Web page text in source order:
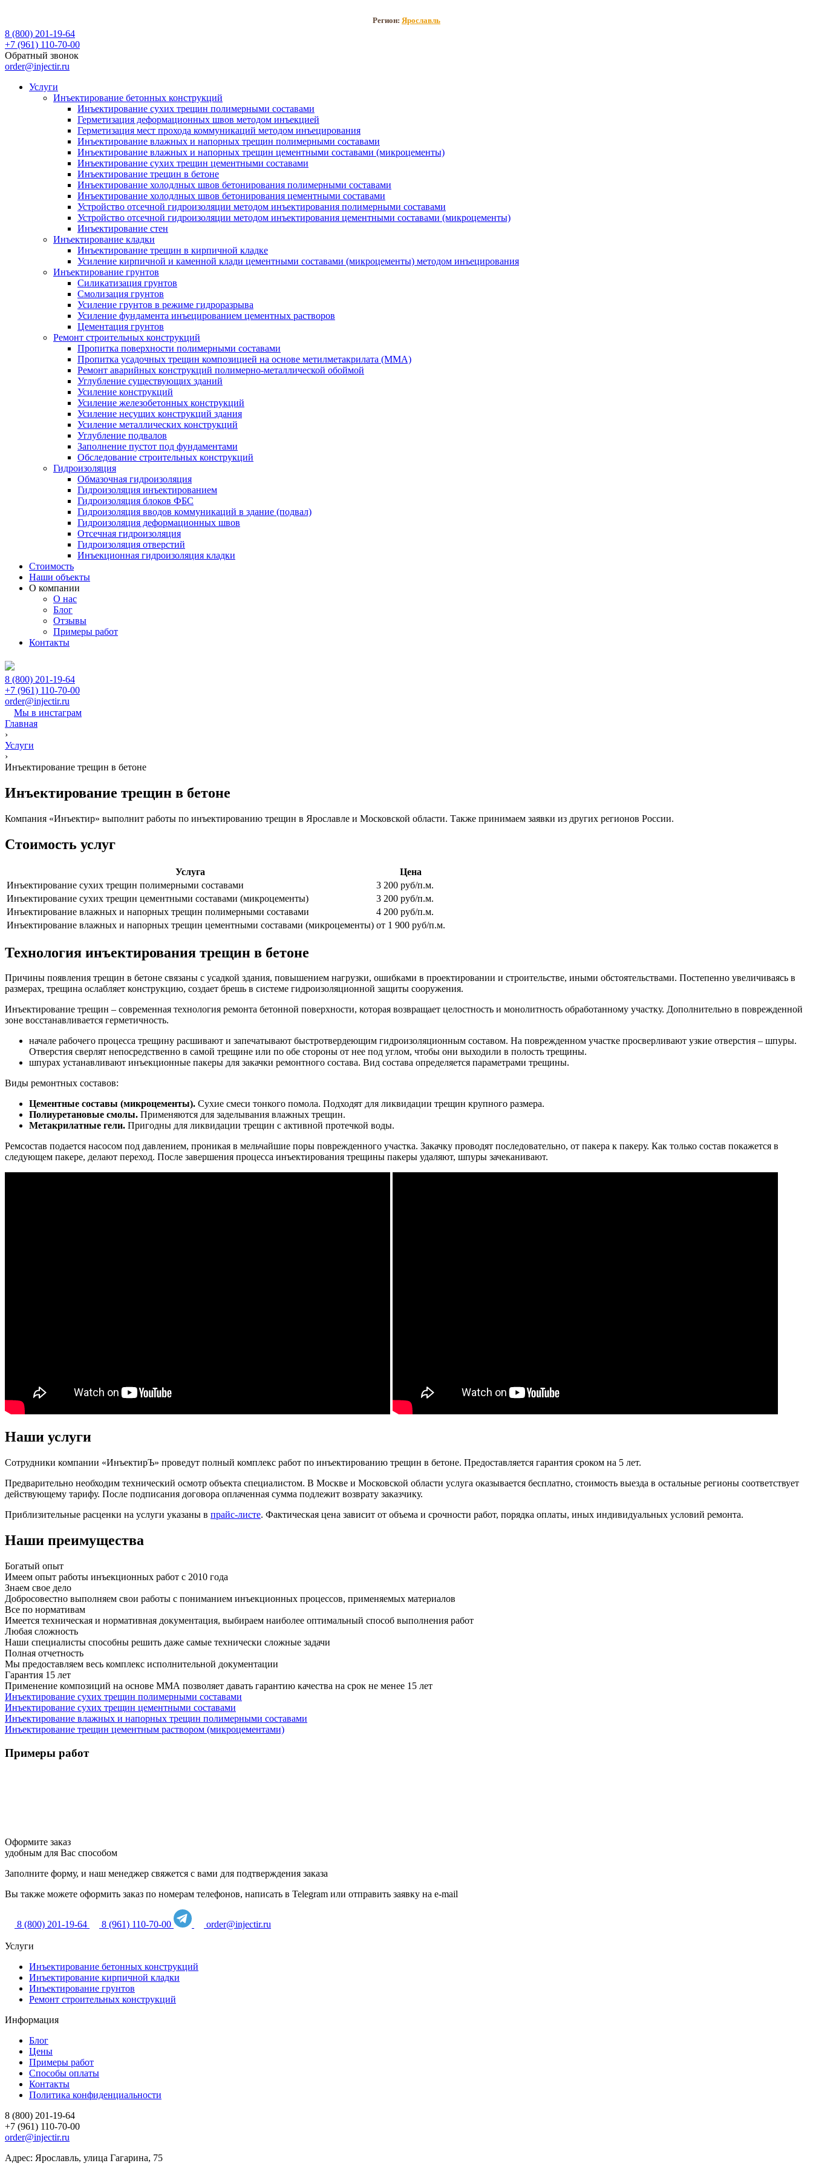
Регион: Ярославль
8 (800) 201-19-64
+7 (961) 110-70-00
Обратный звонок
order@injectir.ru
Услуги
Инъектирование бетонных конструкций
Инъектирование сухих трещин полимерными составами
Герметизация деформационных швов методом инъекцией
Герметизация мест прохода коммуникаций методом инъецирования
Инъектирование влажных и напорных трещин полимерными составами
Инъектирование влажных и напорных трещин цементными составами (микроцементы)
Инъектирование сухих трещин цементными составами
Инъектирование трещин в бетоне
Инъектирование холодлных швов бетонирования полимерными составами
Инъектирование холодлных швов бетонирования цементными составами
Устройство отсечной гидроизоляции методом инъектирования полимерными составами
Устройство отсечной гидроизоляции методом инъектирования цементными составами (микроцементы)
Инъектирование стен
Инъектирование кладки
Инъектирование трещин в кирпичной кладке
Усиление кирпичной и каменной клади цементными составами (микроцементы) методом инъецирования
Инъектирование грунтов
Силикатизация грунтов
Смолизация грунтов
Усиление грунтов в режиме гидроразрыва
Усиление фундамента инъецированием цементных растворов
Цементация грунтов
Ремонт строительных конструкций
Пропитка поверхности полимерными составами
Пропитка усадочных трещин композицией на основе метилметакрилата (ММА)
Ремонт аварийных конструкций полимерно-металлической обоймой
Углубление существующих зданий
Усиление конструкций
Усиление железобетонных конструкций
Усиление несущих конструкций здания
Усиление металлических конструкций
Углубление подвалов
Заполнение пустот под фундаментами
Обследование строительных конструкций
Гидроизоляция
Обмазочная гидроизоляция
Гидроизоляция инъектированием
Гидроизоляция блоков ФБС
Гидроизоляция вводов коммуникаций в здание (подвал)
Гидроизоляция деформационных швов
Отсечная гидроизоляция
Гидроизоляция отверстий
Инъекционная гидроизоляция кладки
Стоимость
Наши объекты
О компании
О нас
Блог
Отзывы
Примеры работ
Контакты
8 (800) 201-19-64
+7 (961) 110-70-00
order@injectir.ru
Мы в инстаграм
Главная
›
Услуги
›
Инъектирование трещин в бетоне
Инъектирование трещин в бетоне
Компания «Инъектир» выполнит работы по инъектированию трещин в Ярославле и Московской области. Также принимаем заявки из других регионов России.
Стоимость услуг
Услуга
Цена
Инъектирование сухих трещин полимерными составами
3 200 руб/п.м.
Инъектирование сухих трещин цементными составами (микроцементы)
3 200 руб/п.м.
Инъектирование влажных и напорных трещин полимерными составами
4 200 руб/п.м.
Инъектирование влажных и напорных трещин цементными составами (микроцементы) от 1 900 руб/п.м.
Технология инъектирования трещин в бетоне
Причины появления трещин в бетоне связаны с усадкой здания, повышением нагрузки, ошибками в проектировании и строительстве, иными обстоятельствами. Постепенно увеличиваясь в
размерах, трещина ослабляет конструкцию, создает брешь в системе гидроизоляционной защиты сооружения.
Инъектирование трещин – современная технология ремонта бетонной поверхности, которая возвращает целостность и монолитность обработанному участку. Дополнительно в поврежденной
зоне восстанавливается герметичность.
начале рабочего процесса трещину расшивают и запечатывают быстротвердеющим гидроизоляционным составом. На поврежденном участке просверливают узкие отверстия – шпуры.
Отверстия сверлят непосредственно в самой трещине или по обе стороны от нее под углом, чтобы они выходили в полость трещины.
шпурах устанавливают инъекционные пакеры для закачки ремонтного состава. Вид состава определяется параметрами трещины.
Виды ремонтных составов:
Цементные составы (микроцементы). Сухие смеси тонкого помола. Подходят для ликвидации трещин крупного размера.
Полиуретановые смолы. Применяются для заделывания влажных трещин.
Метакрилатные гели. Пригодны для ликвидации трещин с активной протечкой воды.
Ремсостав подается насосом под давлением, проникая в мельчайшие поры поврежденного участка. Закачку проводят последовательно, от пакера к пакеру. Как только состав покажется в
следующем пакере, делают переход. После завершения процесса инъектирования трещины пакеры удаляют, шпуры зачеканивают.
Наши услуги
Сотрудники компании «ИнъектирЪ» проведут полный комплекс работ по инъектированию трещин в бетоне. Предоставляется гарантия сроком на 5 лет.
Предварительно необходим технический осмотр объекта специалистом. В Москве и Московской области услуга оказывается бесплатно, стоимость выезда в остальные регионы соответствует
действующему тарифу. После подписания договора оплаченная сумма подлежит возврату заказчику.
Приблизительные расценки на услуги указаны в прайс-листе. Фактическая цена зависит от объема и срочности работ, порядка оплаты, иных индивидуальных условий ремонта.
Наши преимущества
Богатый опыт
Имеем опыт работы инъекционных работ с 2010 года
Знаем свое дело
Добросовестно выполняем свои работы с пониманием инъекционных процессов, применяемых материалов
Все по нормативам
Имеется техническая и нормативная документация, выбираем наиболее оптимальный способ выполнения работ
Любая сложность
Наши специалисты способны решить даже самые технически сложные задачи
Полная отчетность
Мы предоставляем весь комплекс исполнительной документации
Гарантия 15 лет
Применение композиций на основе ММА позволяет давать гарантию качества на срок не менее 15 лет
Инъектирование сухих трещин полимерными составами
Инъектирование сухих трещин цементными составами
Инъектирование влажных и напорных трещин полимерными составами
Инъектирование трещин цементным раствором (микроцементами)
Примеры работ
Оформите заказ
удобным для Вас способом
Заполните форму, и наш менеджер свяжется с вами для подтверждения заказа
Вы также можете оформить заказ по номерам телефонов, написать в Telegram или отправить заявку на e-mail
8 (800) 201-19-64 8 (961) 110-70-00 order@injectir.ru
Услуги
Инъектирование бетонных конструкций
Инъектирование кирпичной кладки
Инъектирование грунтов
Ремонт строительных конструкций
Информация
Блог
Цены
Примеры работ
Способы оплаты
Контакты
Политика конфиденциальности
8 (800) 201-19-64
+7 (961) 110-70-00
order@injectir.ru
Адрес: Ярославль, улица Гагарина, 75